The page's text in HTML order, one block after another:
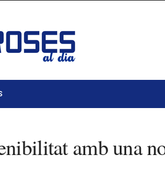
amb una